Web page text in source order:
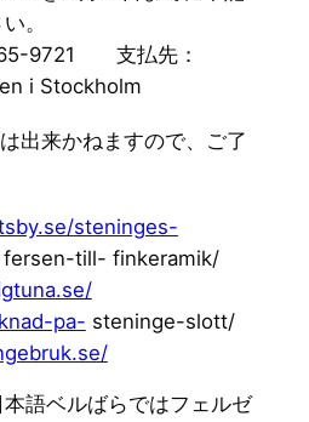
。
9721 支払先：
i Stockholm
出来かねますので、ご了
steninges-
till- finkeramik/
pa- steninge-slott/
語ベルばらではフェルゼ